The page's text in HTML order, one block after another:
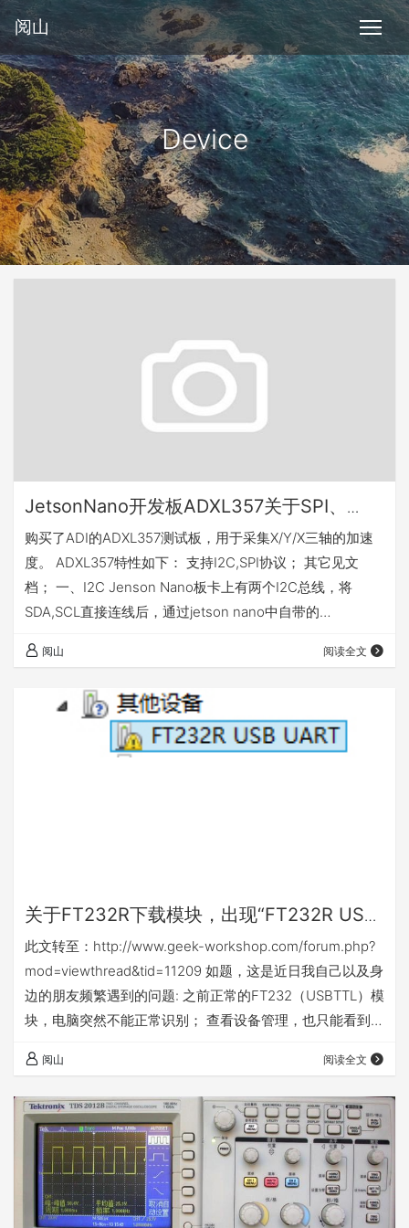
阅山
Device
JetsonNano开发板ADXL357关于SPI、
I2C、GPIO的使用记录
购买了ADI的ADXL357测试板，用于采集X/Y/X三轴的加速
度。 ADXL357特性如下： 支持I2C,SPI协议； 其它见文
档； 一、I2C Jenson Nano板卡上有两个I2C总线，将
SDA,SCL直接连线后，通过jetson nano中自带的
备ID是0x01。 然后按照datesheet，将其init至测量模式
https://github.com/linux-d…
阅山 阅读全文
关于FT232R下载模块，出现“FT232R USB
UART”不识别的解决办法
此文转至：http://www.geek-workshop.com/forum.php?
mod=viewthread&tid=11209 如题，这是近日我自己以及身
边的朋友频繁遇到的问题: 之前正常的FT232（USBTTL）模
块，电脑突然不能正常识别； 查看设备管理，也只能看到一
旧只能被识别出未知的“FT232R USB UART”设备，且重装
驱动无效。 我在实验多次后找到了相关解决办法，并分享给
大家。 开始解决问题： 先打开设备管理器，…
阅山 阅读全文